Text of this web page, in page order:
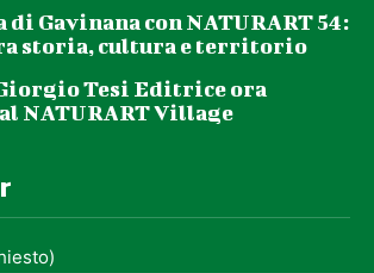
di Gavinana con NATURART 54:
storia, cultura e territorio
Tesi Editrice ora
NATURART Village